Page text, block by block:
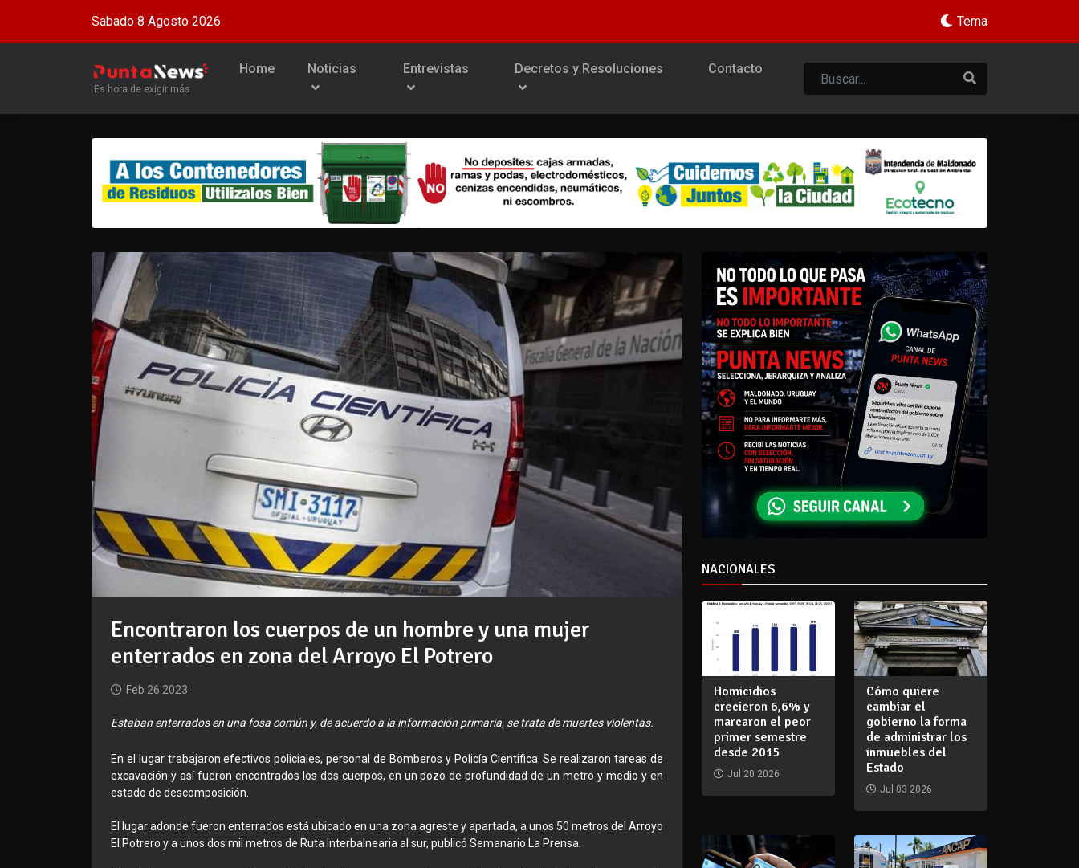
Sabado 8 Agosto 2026 Tema
Es hora de exigir más
Home Noticias Entrevistas Decretos y Resoluciones Contacto
Encontraron los cuerpos de un hombre y una mujer
enterrados en zona del Arroyo El Potrero
Feb 26 2023
Estaban enterrados en una fosa común y, de acuerdo a la información primaria, se trata de muertes violentas.
En el lugar trabajaron efectivos policiales, personal de Bomberos y Policía Cientifica. Se realizaron tareas de
excavación y así fueron encontrados los dos cuerpos, en un pozo de profundidad de un metro y medio y en
estado de descomposición.
El lugar adonde fueron enterrados está ubicado en una zona agreste y apartada, a unos 50 metros del Arroyo
El Potrero y a unos dos mil metros de Ruta Interbalnearia al sur, publicó Semanario La Prensa.
NACIONALES
Homicidios
crecieron 6,6% y
marcaron el peor
primer semestre
desde 2015
Jul 20 2026
Cómo quiere
cambiar el
gobierno la forma
de administrar los
inmuebles del
Estado
Jul 03 2026